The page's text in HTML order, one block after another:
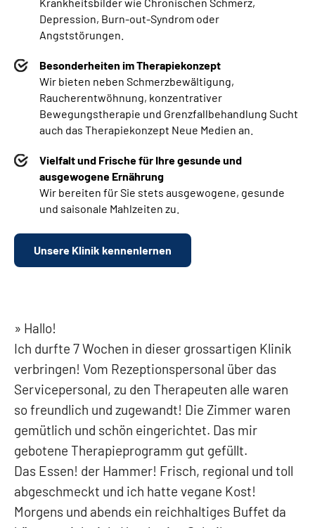
Depression, Burn-out-Syndrom oder
Angststörungen.
Besonderheiten im Therapiekonzept
Wir bieten neben Schmerzbewältigung,
Raucherentwöhnung, konzentrativer
Bewegungstherapie und Grenzfallbehandlung Sucht
auch das Therapiekonzept Neue Medien an.
Vielfalt und Frische für Ihre gesunde und
ausgewogene Ernährung
Wir bereiten für Sie stets ausgewogene, gesunde
und saisonale Mahlzeiten zu.
Unsere Klinik kennenlernen
Hallo!
Ich durfte 7 Wochen in dieser grossartigen Klinik
verbringen! Vom Rezeptionspersonal über das
Servicepersonal, zu den Therapeuten alle waren
so freundlich und zugewandt! Die Zimmer waren
gemütlich und schön eingerichtet. Das mir
gebotene Therapieprogramm gut gefüllt.
Das Essen! der Hammer! Frisch, regional und toll
abgeschmeckt und ich hatte vegane Kost!
Morgens und abends ein reichhaltiges Buffet da